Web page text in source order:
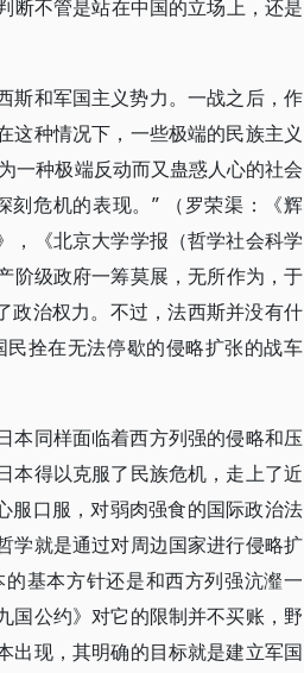
断不管是站在中国的立场上，还是
斯和军国主义势力。一战之后，作
这种情况下，一些极端的民族主义
一种极端反动而又蛊惑人心的社会
危机的表现。” （罗荣渠：《辉
《北京大学学报（哲学社会科学
阶级政府一筹莫展，无所作为，于
政治权力。不过，法西斯并没有什
拴在无法停歇的侵略扩张的战车
本同样面临着西方列强的侵略和压
本得以克服了民族危机，走上了近
服口服，对弱肉强食的国际政治法
学就是通过对周边国家进行侵略扩
基本方针还是和西方列强沆瀣一
国公约》对它的限制并不买账，野
出现，其明确的目标就是建立军国